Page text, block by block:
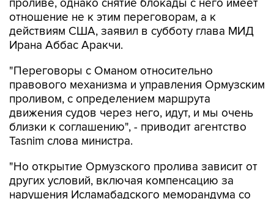
проливе, однако снятие блокады с него имеет
отношение не к этим переговорам, а к
действиям США, заявил в субботу глава МИД
Ирана Аббас Аракчи.
"Переговоры с Оманом относительно
правового механизма и управления Ормузским
проливом, с определением маршрута
движения судов через него, идут, и мы очень
близки к соглашению", - приводит агентство
Tasnim слова министра.
"Но открытие Ормузского пролива зависит от
других условий, включая компенсацию за
нарушения Исламабадского меморандума со